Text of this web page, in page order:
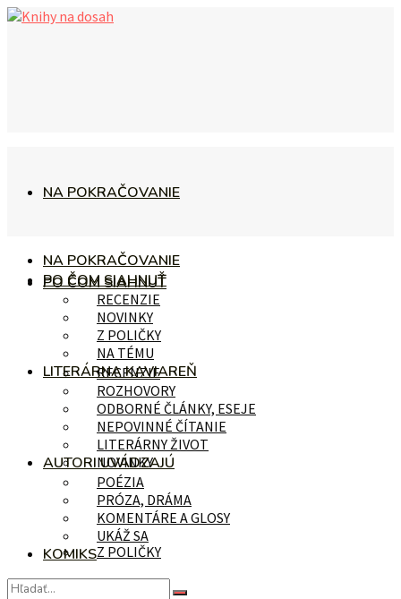
NA POKRAČOVANIE
PO ČOM SIAHNUŤ
RECENZIE
NOVINKY
Z POLIČKY
NA POKRAČOVANIE
PO ČOM SIAHNUŤ
RECENZIE
NOVINKY
Z POLIČKY
NA TÉMU
LITERÁRNA KAVIAREŇ
ROZHOVORY
ODBORNÉ ČLÁNKY, ESEJE
NEPOVINNÉ ČÍTANIE
LITERÁRNY ŽIVOT
AUTORI UVÁDZAJÚ
POÉZIA
PRÓZA, DRÁMA
KOMENTÁRE A GLOSY
UKÁŽ SA
KOMIKS